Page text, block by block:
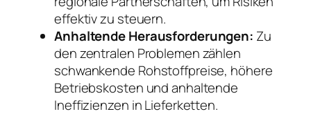
effektiv zu steuern.
Anhaltende Herausforderungen: Zu
den zentralen Problemen zählen
schwankende Rohstoffpreise, höhere
Betriebskosten und anhaltende
Ineffizienzen in Lieferketten.